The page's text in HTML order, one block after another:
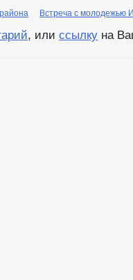
Встреча с молодежью
, или ссылку на